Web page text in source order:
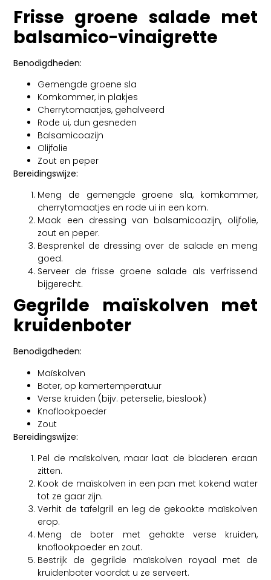
Frisse groene salade met
balsamico-vinaigrette
Benodigdheden:
Gemengde groene sla
Komkommer, in plakjes
Cherrytomaatjes, gehalveerd
Rode ui, dun gesneden
Balsamicoazijn
Olijfolie
Zout en peper
Bereidingswijze:
Meng de gemengde groene sla, komkommer,
cherrytomaatjes en rode ui in een kom.
Maak een dressing van balsamicoazijn, olijfolie,
zout en peper.
Besprenkel de dressing over de salade en meng
goed.
Serveer de frisse groene salade als verfrissend
bijgerecht.
Gegrilde maïskolven met
kruidenboter
Benodigdheden:
Maïskolven
Boter, op kamertemperatuur
Verse kruiden (bijv. peterselie, bieslook)
Knoflookpoeder
Zout
Bereidingswijze:
Pel de maïskolven, maar laat de bladeren eraan
zitten.
Kook de maïskolven in een pan met kokend water
tot ze gaar zijn.
Verhit de tafelgrill en leg de gekookte maïskolven
erop.
Meng de boter met gehakte verse kruiden,
knoflookpoeder en zout.
Bestrijk de gegrilde maïskolven royaal met de
kruidenboter voordat u ze serveert.